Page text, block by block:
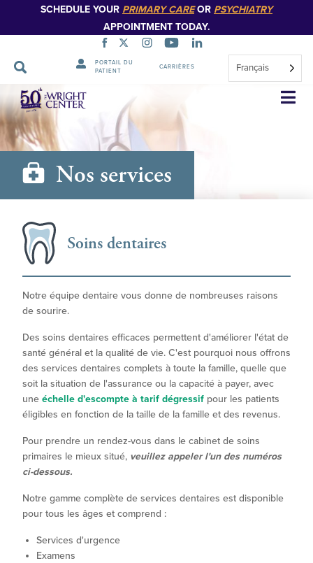
SCHEDULE YOUR PRIMARY CAREOR PSYCHIATRY
APPOINTMENT TODAY.
PORTAIL DU
PATIENT
CARRIÈRES Français
Sauter
la
navigation
Nos services
Soins dentaires
Notre équipe dentaire vous donne de nombreuses raisons
de sourire.
Des soins dentaires efficaces permettent d'améliorer l'état de
santé général et la qualité de vie. C'est pourquoi nous offrons
des services dentaires complets à toute la famille, quelle que
soit la situation de l'assurance ou la capacité à payer, avec
une échelle d'escompte à tarif dégressif pour les patients
éligibles en fonction de la taille de la famille et des revenus.
Pour prendre un rendez-vous dans le cabinet de soins
primaires le mieux situé, veuillez appeler l'un des numéros
ci-dessous.
Notre gamme complète de services dentaires est disponible
pour tous les âges et comprend :
Services d'urgence
Examens